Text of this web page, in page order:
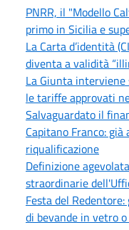
PNRR, il "Modello
primo in Sicilia e
La Carta d’identità
diventa a validità
La Giunta interviene
le tariffe approvati
Salvaguardato il
Capitano Franco:
riqualificazione
Definizione
straordinarie
Festa del
di bevande in vetro